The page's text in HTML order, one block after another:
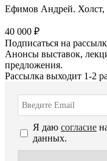
Ефимов Андрей. Холст,
40 000 ₽
Подписаться на
Анонсы выставок,
предложения.
Рассылка выходит 1-2
Я даю согласие
данных.